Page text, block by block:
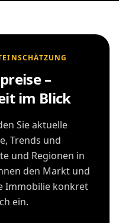
–
im Blick
Sie aktuelle
Trends und
und Regionen in
den Markt und
Immobilie konkret
ein.